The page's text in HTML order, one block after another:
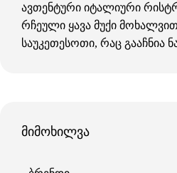
ავთენტური იტალიური
რჩეული ყავა მუქი
საუკეთესოთი, რაც გააჩნია
მიმოხილვა